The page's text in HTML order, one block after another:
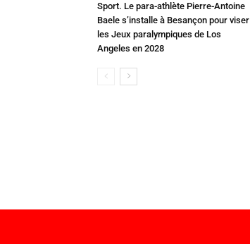
Sport. Le para-athlète Pierre-Antoine
Baele s’installe à Besançon pour viser
les Jeux paralympiques de Los
Angeles en 2028